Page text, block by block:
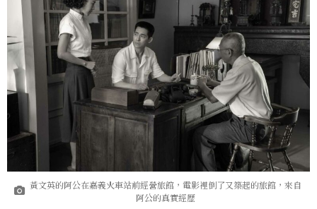
黃文英的阿公在嘉義火車站前經營旅館，電影裡倒了又築起的旅館，來自
阿公的真實經歷